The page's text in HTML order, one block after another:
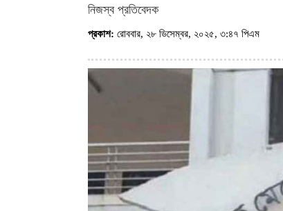
নিজস্ব প্রতিবেদক
প্রকাশ: রোববার, ২৮ ডিসেম্বর, ২০২৫, ৩:৪৭ পিএম